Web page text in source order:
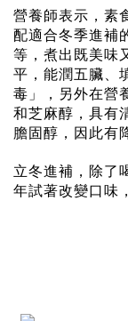
營養師表示，素
配適合冬季進補
等，煮出既美味
平，能潤五臟、
毒」，另外在營
和芝麻醇，具有
膽固醇，因此有
立冬進補，除了
年試著改變口味